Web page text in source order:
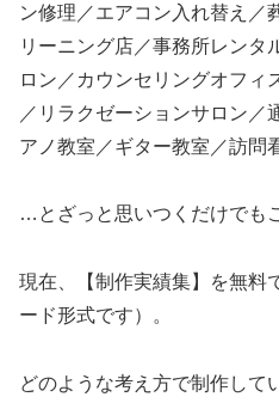
ン修理／エアコン入れ替え／
リーニング店／事務所レンタ
ロン／カウンセリングオフィ
／リラクゼーションサロン／
アノ教室／ギター教室／訪問
…とざっと思いつくだけでも
現在、【制作実績集】を無料
ード形式です）。
どのような考え方で制作し